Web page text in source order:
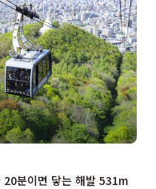
20분이면 닿는 해발 531m